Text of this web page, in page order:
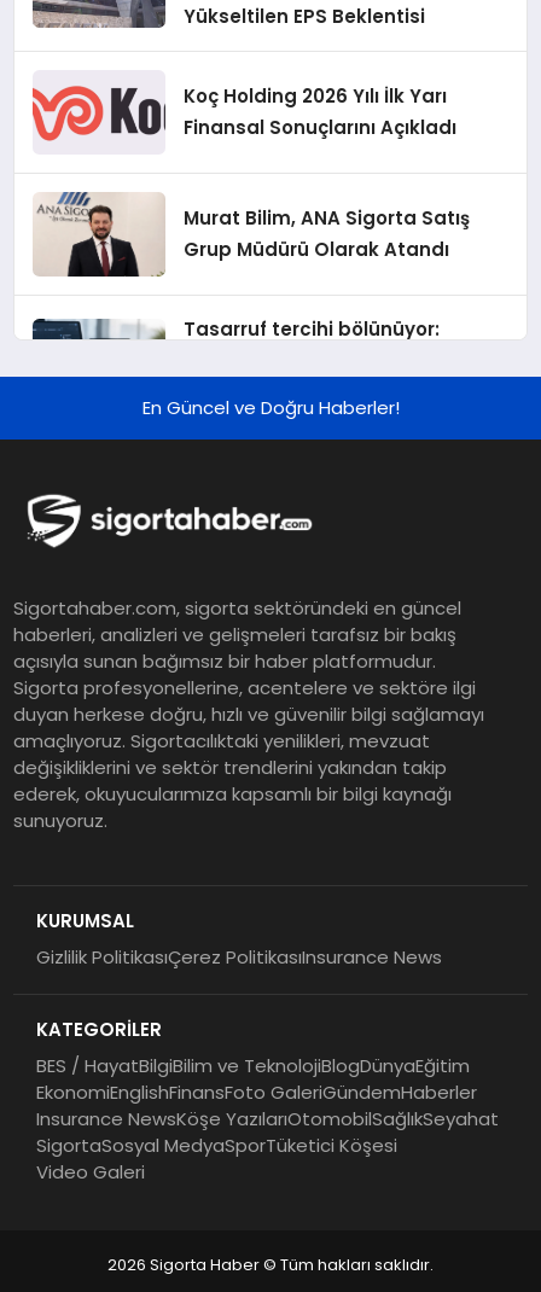
Yükseltilen EPS Beklentisi
Koç Holding 2026 Yılı İlk Yarı
Finansal Sonuçlarını Açıkladı
Murat Bilim, ANA Sigorta Satış
Grup Müdürü Olarak Atandı
Tasarruf tercihi bölünüyor:
Sonuçları
Yarısına İlişkin Konsolide Finansal
Sonuçlarını Açıkladı
EY Küresel Siber Güvenlik
Araştırması: Yapay Zekâ Destekli
Tehditler ve Kurumsal
Dayanıklılık
En Güncel ve Doğru Haberler!
Sigortahaber.com, sigorta sektöründeki en güncel
haberleri, analizleri ve gelişmeleri tarafsız bir bakış
açısıyla sunan bağımsız bir haber platformudur.
Sigorta profesyonellerine, acentelere ve sektöre ilgi
duyan herkese doğru, hızlı ve güvenilir bilgi sağlamayı
amaçlıyoruz. Sigortacılıktaki yenilikleri, mevzuat
değişikliklerini ve sektör trendlerini yakından takip
ederek, okuyucularımıza kapsamlı bir bilgi kaynağı
sunuyoruz.
KURUMSAL
Gizlilik PolitikasıÇerez PolitikasıInsurance News
KATEGORİLER
BES / HayatBilgiBilim ve TeknolojiBlogDünyaEğitim
EkonomiEnglishFinansFoto GaleriGündemHaberler
Insurance NewsKöşe YazılarıOtomobilSağlıkSeyahat
SigortaSosyal MedyaSporTüketici Köşesi
Video Galeri
2026 Sigorta Haber © Tüm hakları saklıdır.